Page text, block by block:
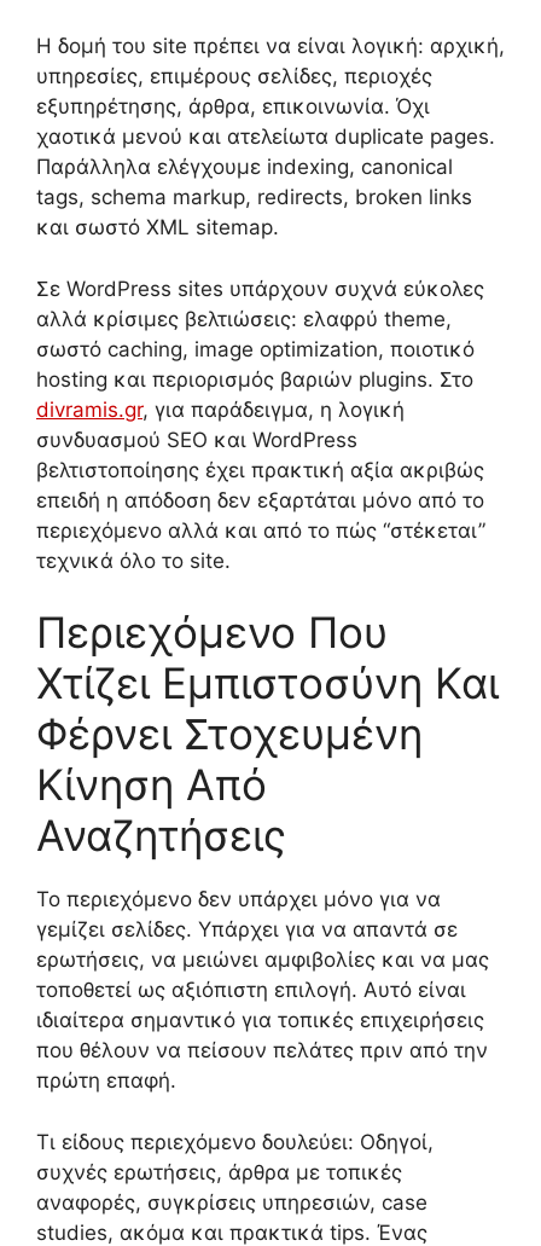
Η δομή του site πρέπει να είναι λογική: αρχική,
υπηρεσίες, επιμέρους σελίδες, περιοχές
εξυπηρέτησης, άρθρα, επικοινωνία. Όχι
χαοτικά μενού και ατελείωτα duplicate pages.
Παράλληλα ελέγχουμε indexing, canonical
tags, schema markup, redirects, broken links
και σωστό XML sitemap.
Σε WordPress sites υπάρχουν συχνά εύκολες
αλλά κρίσιμες βελτιώσεις: ελαφρύ theme,
σωστό caching, image optimization, ποιοτικό
hosting και περιορισμός βαριών plugins. Στο
divramis.gr, για παράδειγμα, η λογική
συνδυασμού SEO και WordPress
βελτιστοποίησης έχει πρακτική αξία ακριβώς
επειδή η απόδοση δεν εξαρτάται μόνο από το
περιεχόμενο αλλά και από το πώς “στέκεται”
τεχνικά όλο το site.
Περιεχόμενο Που
Χτίζει Εμπιστοσύνη Και
Φέρνει Στοχευμένη
Κίνηση Από
Αναζητήσεις
Το περιεχόμενο δεν υπάρχει μόνο για να
γεμίζει σελίδες. Υπάρχει για να απαντά σε
ερωτήσεις, να μειώνει αμφιβολίες και να μας
τοποθετεί ως αξιόπιστη επιλογή. Αυτό είναι
ιδιαίτερα σημαντικό για τοπικές επιχειρήσεις
που θέλουν να πείσουν πελάτες πριν από την
πρώτη επαφή.
Τι είδους περιεχόμενο δουλεύει: Οδηγοί,
συχνές ερωτήσεις, άρθρα με τοπικές
αναφορές, συγκρίσεις υπηρεσιών, case
studies, ακόμα και πρακτικά tips. Ένας